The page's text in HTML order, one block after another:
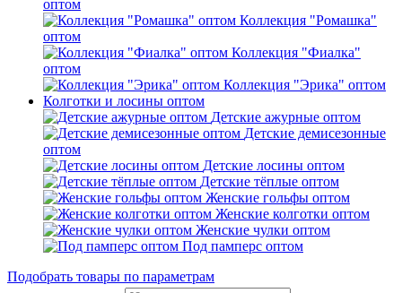
оптом
Коллекция "Ромашка"
оптом
Коллекция "Фиалка"
оптом
Коллекция "Эрика" оптом
Колготки и лосины оптом
Детские ажурные оптом
Детские демисезонные
оптом
Детские лосины оптом
Детские тёплые оптом
Женские гольфы оптом
Женские колготки оптом
Женские чулки оптом
Под памперс оптом
Подобрать товары по параметрам